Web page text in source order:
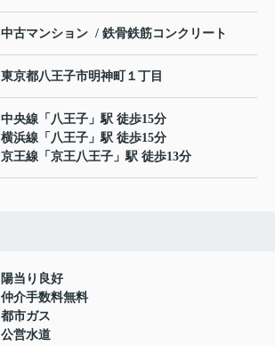
中古マンション / 鉄骨鉄筋コンクリート
東京都八王子市明神町 １丁目
中央線 「 八王子 」駅 徒歩15分
横浜線 「 八王子 」駅 徒歩15分
京王線 「 京王八王子 」駅 徒歩13分
陽当り良好
仲介手数料無料
都市ガス
公営水道